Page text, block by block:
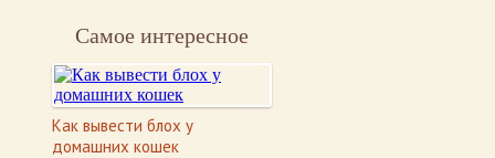
Самое интересное
Как вывести блох у
домашних кошек